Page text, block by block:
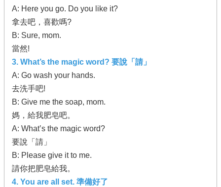
A: Here you go. Do you like it?
拿去吧，喜歡嗎?
B: Sure, mom.
當然!
3. What’s the magic word? 要說「請」
A: Go wash your hands.
去洗手吧!
B: Give me the soap, mom.
媽，給我肥皂吧。
A: What’s the magic word?
要說「請」
B: Please give it to me.
請你把肥皂給我。
4. You are all set. 準備好了